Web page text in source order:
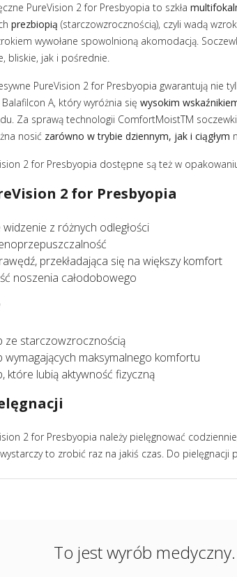
PureVision 2 for Presbyopia to szkła
prezbiopią (starczowzrocznością), czyli wadą
wywołane spowolnioną akomodacją.
bliskie, jak i pośrednie.
PureVision 2 for Presbyopia gwarantują nie
Balafilcon A, który wyróżnia się wysokim
Za sprawą technologii ComfortMoistTM
nosić zarówno w trybie dziennym, jak i ciągłym
2 for Presbyopia dostępne są też w
2 for Presbyopia
z różnych odległości
przekładająca się na większy komfort
noszenia całodobowego
ze starczowzrocznością
wymagających maksymalnego komfortu
które lubią aktywność fizyczną
2 for Presbyopia należy pielęgnować
wystarczy to zrobić raz na jakiś czas. Do
To jest wyrób